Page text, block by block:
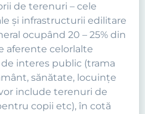
de terenuri – cele
şi infrastructurii edilitare
ocupând 20 – 25% din
aferente celorlalte
interes public (trama
sănătate, locuinţe
include terenuri de
copii etc), în cotă